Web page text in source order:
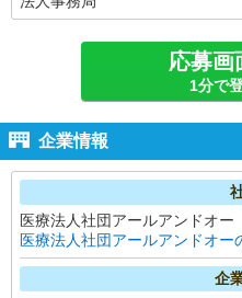
応募画
1分で
企業情報
医療法人社団アールアンドオー
医療法人社団アールアンドオー
企